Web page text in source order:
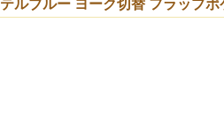
ルブルー ヨーク切替 フラップ